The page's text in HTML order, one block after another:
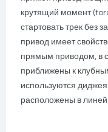
крутящий момент
стартовать трек без
привод имеет
прямым приводом, в
приближены к
используются
расположены в